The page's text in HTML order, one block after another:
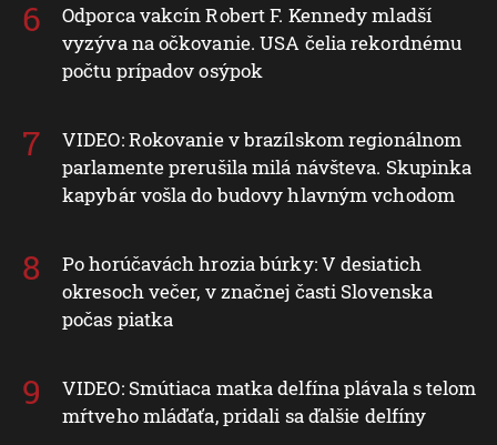
Odporca vakcín Robert F. Kennedy mladší
vyzýva na očkovanie. USA čelia rekordnému
počtu prípadov osýpok
VIDEO: Rokovanie v brazílskom regionálnom
parlamente prerušila milá návšteva. Skupinka
kapybár vošla do budovy hlavným vchodom
Po horúčavách hrozia búrky: V desiatich
okresoch večer, v značnej časti Slovenska
počas piatka
VIDEO: Smútiaca matka delfína plávala s telom
mŕtveho mláďaťa, pridali sa ďalšie delfíny